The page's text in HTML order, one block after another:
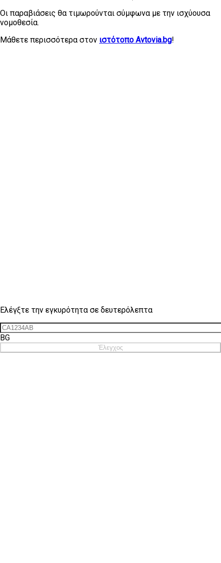
Οι παραβιάσεις θα τιμωρούνται σύμφωνα με την ισχύουσα
νομοθεσία.
Μάθετε περισσότερα στον ιστότοπο Avtovia.bg!
Ελέγξτε την εγκυρότητα σε δευτερόλεπτα
BG
Έλεγχος